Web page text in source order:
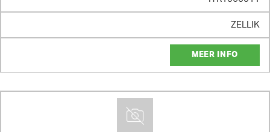
ZELLIK
MEER INFO